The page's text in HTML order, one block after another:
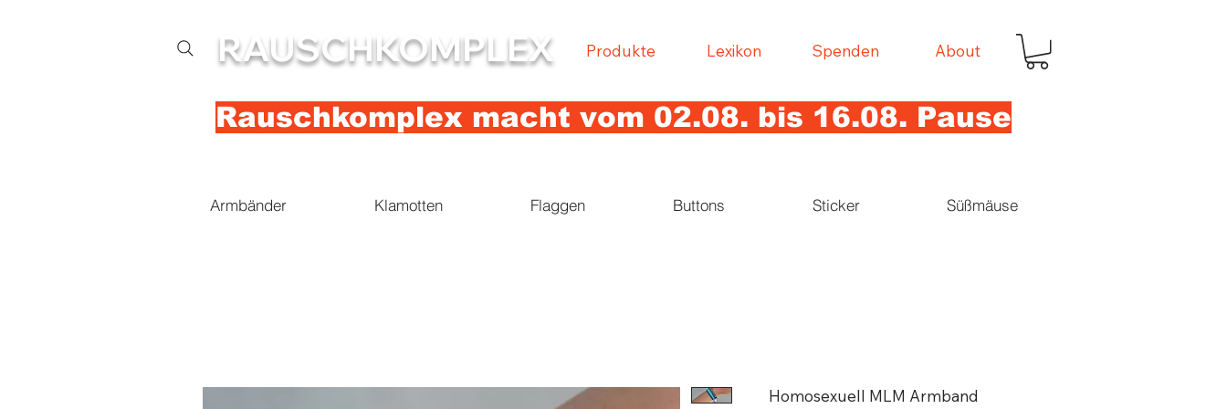
RAUSCHKOMPLEX Produkte Lexikon Spenden About
Rauschkomplex macht vom 02.08. bis 16.08. Pause
Armbänder Klamotten Flaggen Buttons Sticker Süßmäuse
Homosexuell MLM Armband